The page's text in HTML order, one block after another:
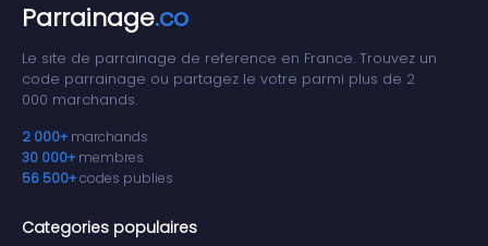
Parrainage.co
Le site de parrainage de reference en France. Trouvez un
code parrainage ou partagez le votre parmi plus de 2
000 marchands.
2 000+ marchands
30 000+ membres
56 500+codes publies
Categories populaires